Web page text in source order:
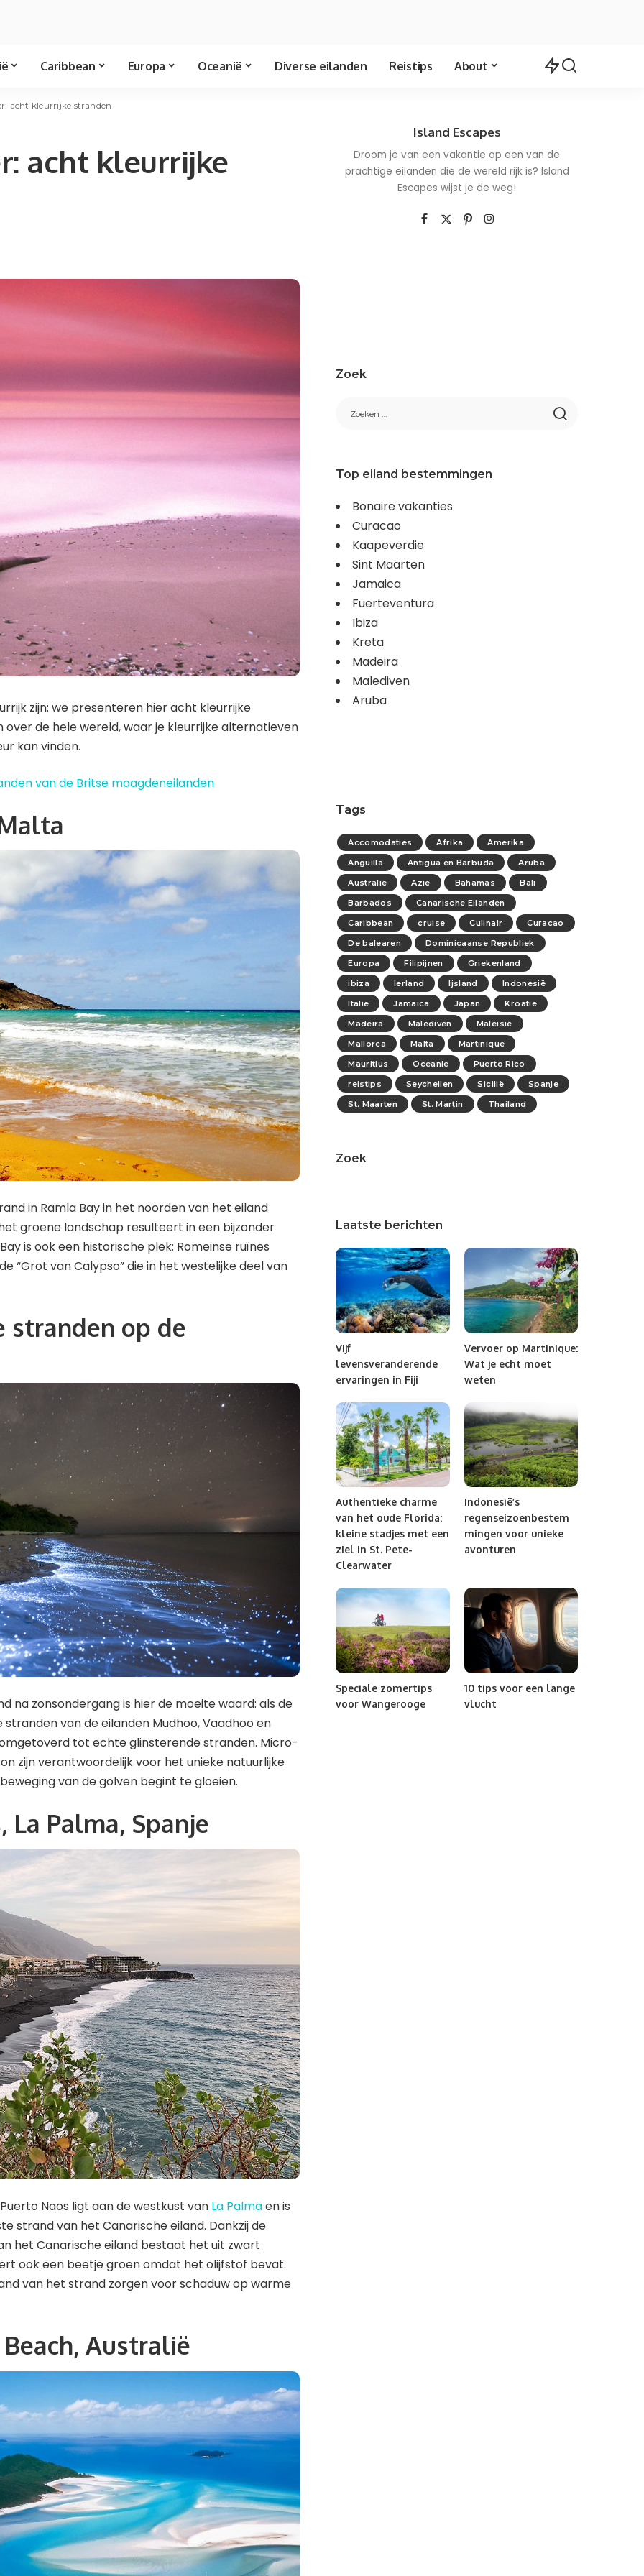
Caribbean Europa Oceanië Diverse eilanden Reistips About
acht kleurrijke stranden
acht kleurrijke
zijn: we presenteren hier acht kleurrijke
over de hele wereld, waar je kleurrijke alternatieven
kan vinden.
van de Britse maagdeneilanden
in Ramla Bay in het noorden van het eiland
groene landschap resulteert in een bijzonder
is ook een historische plek: Romeinse ruïnes
“Grot van Calypso” die in het westelijke deel van
stranden op de
na zonsondergang is hier de moeite waard: als de
van de eilanden Mudhoo, Vaadhoo en
tot echte glinsterende stranden. Micro-
zijn verantwoordelijk voor het unieke natuurlijke
van de golven begint te gloeien.
La Palma, Spanje
Naos ligt aan de westkust van La Palmaen is
strand van het Canarische eiland. Dankzij de
het Canarische eiland bestaat het uit zwart
ook een beetje groen omdat het olijfstof bevat.
van het strand zorgen voor schaduw op warme
Australië
Island Escapes
Droom je van een vakantie op een van de
prachtige eilanden die de wereld rijk is? Island
Escapes wijst je de weg!
Zoek
Top eiland bestemmingen
Bonaire vakanties
Curacao
Kaapeverdie
Sint Maarten
Jamaica
Fuerteventura
Ibiza
Kreta
Madeira
Malediven
Aruba
Tags
Accomodaties Afrika
Amerika
Anguilla
Antigua en Barbuda
Aruba
Australië
Azie Bahamas
Bali
Barbados
Canarische Eilanden
Caribbean
cruise Culinair
Curacao
De balearen
Dominicaanse Republiek
Europa
Filipijnen
Griekenland
ibiza
Ierland Ijsland
Indonesië
Italië
Jamaica Japan
Kroatië
Madeira
Malediven
Maleisië
Mallorca
Malta
Martinique
Mauritius
Oceanie
Puerto Rico
reistips
Seychellen Sicilië
Spanje
St. Maarten
St. Martin Thailand
Zoek
Laatste berichten
Vijf
levensveranderende
ervaringen in Fiji
Vervoer op Martinique:
Wat je echt moet
weten
Authentieke charme
van het oude Florida:
kleine stadjes met een
ziel in St. Pete-
Clearwater
Indonesië’s
regenseizoenbestem
mingen voor unieke
avonturen
Speciale zomertips
voor Wangerooge
10 tips voor een lange
vlucht